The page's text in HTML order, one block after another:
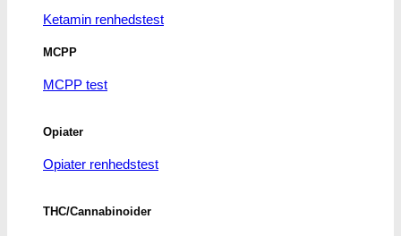
Ketamin renhedstest
MCPP
MCPP test
Opiater
Opiater renhedstest
THC/Cannabinoider